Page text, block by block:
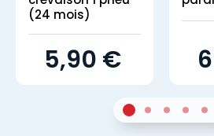
(24 mois)
5,90 €
Sur 42Sur 43Sur 44Sur 45